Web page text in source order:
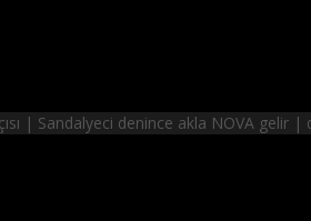
| Sandalyeci denince akla NOVA gelir